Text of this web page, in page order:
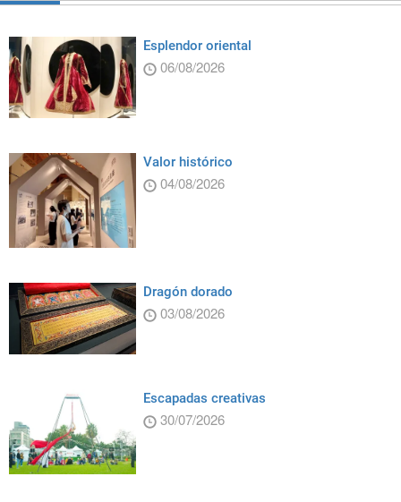
Esplendor oriental
06/08/2026
Valor histórico
04/08/2026
Dragón dorado
03/08/2026
Escapadas creativas
30/07/2026